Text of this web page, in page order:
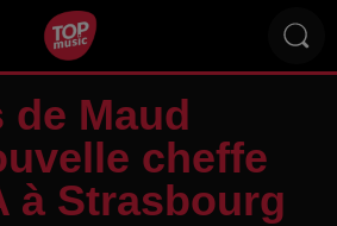
Maud
cheffe
à Strasbourg